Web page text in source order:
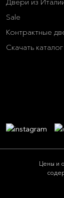
Sale
Контрактные
Скачать
Цeны и